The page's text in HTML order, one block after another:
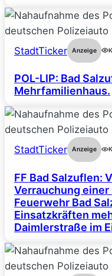
StadtTicker Anzeige
POL-LIP: Bad
Mehrfamilienhaus.
StadtTicker Anzeige
FF Bad Salzuflen:
Verrauchung
Feuerwehr Bad
Einsatzkräften
Daimlerstraße im